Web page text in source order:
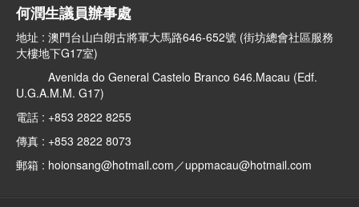
何潤生議員辦事處
地址 : 澳門台山白朗古將軍大馬路646-652號 (街坊總會社區服務
大樓地下G17室)
Avenida do General Castelo Branco 646.Macau (Edf.
U.G.A.M.M. G17)
電話 : +853 2822 8255
傳真 : +853 2822 8073
郵箱 : hoionsang@hotmail.com／uppmacau@hotmail.com